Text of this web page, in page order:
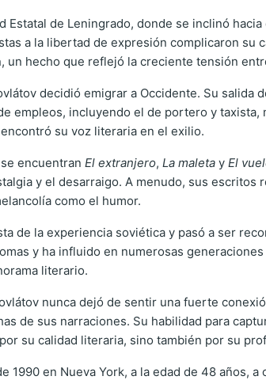
Estatal de Leningrado, donde se inclinó
a la libertad de expresión complicaron
un hecho que reflejó la creciente tensión
decidió emigrar a Occidente. Su
empleos, incluyendo el de portero y
su voz literaria en el exilio.
encuentran El extranjero, La maleta y El
y el desarraigo. A menudo, sus
como el humor.
de la experiencia soviética y pasó a ser
y ha influido en numerosas
literario.
nunca dejó de sentir una fuerte
de sus narraciones. Su habilidad para
su calidad literaria, sino también por su
1990 en Nueva York, a la edad de 48